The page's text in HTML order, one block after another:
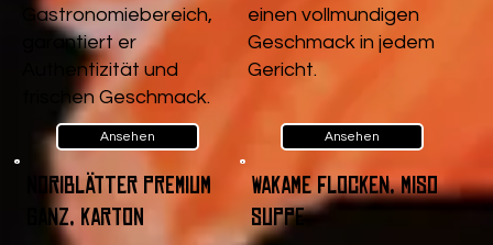
Gastronomiebereich,
garantiert er
Authentizität und
frischen Geschmack.
Ansehen
einen vollmundigen
Geschmack in jedem
Gericht.
Ansehen
Noriblätter Premium
Ganz, Karton
Wakame Flocken, Miso
Suppe